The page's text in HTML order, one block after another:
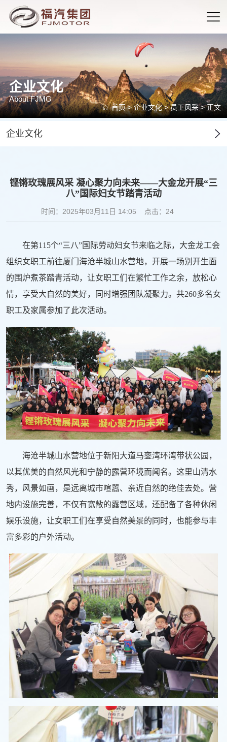
企业文化
About FJMG
首页>企业文化>员工风采> 正文
企业文化
铿锵玫瑰展风采 凝心聚力向未来——大金龙开展“三
八”国际妇女节踏青活动
时间：2025年03月11日 14:05 点击： 24
在第115个“三八”国际劳动妇女节来临之际，大金龙工会
组织女职工前往厦门海沧半城山水营地，开展一场别开生面
的围炉煮茶踏青活动，让女职工们在繁忙工作之余，放松心
情，享受大自然的美好，同时增强团队凝聚力。共260多名女
职工及家属参加了此次活动。
海沧半城山水营地位于新阳大道马銮湾环湾带状公园，
以其优美的自然风光和宁静的露营环境而闻名。这里山清水
秀，风景如画，是远离城市喧嚣、亲近自然的绝佳去处。营
地内设施完善，不仅有宽敞的露营区域，还配备了各种休闲
娱乐设施，让女职工们在享受自然美景的同时，也能参与丰
富多彩的户外活动。